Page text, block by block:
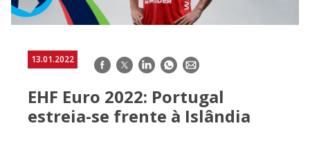
13.01.2022 Facebook
TwitterLinkedInWhatsApp
E-
EHF Euro 2022: Portugal
estreia-se frente à Islândia